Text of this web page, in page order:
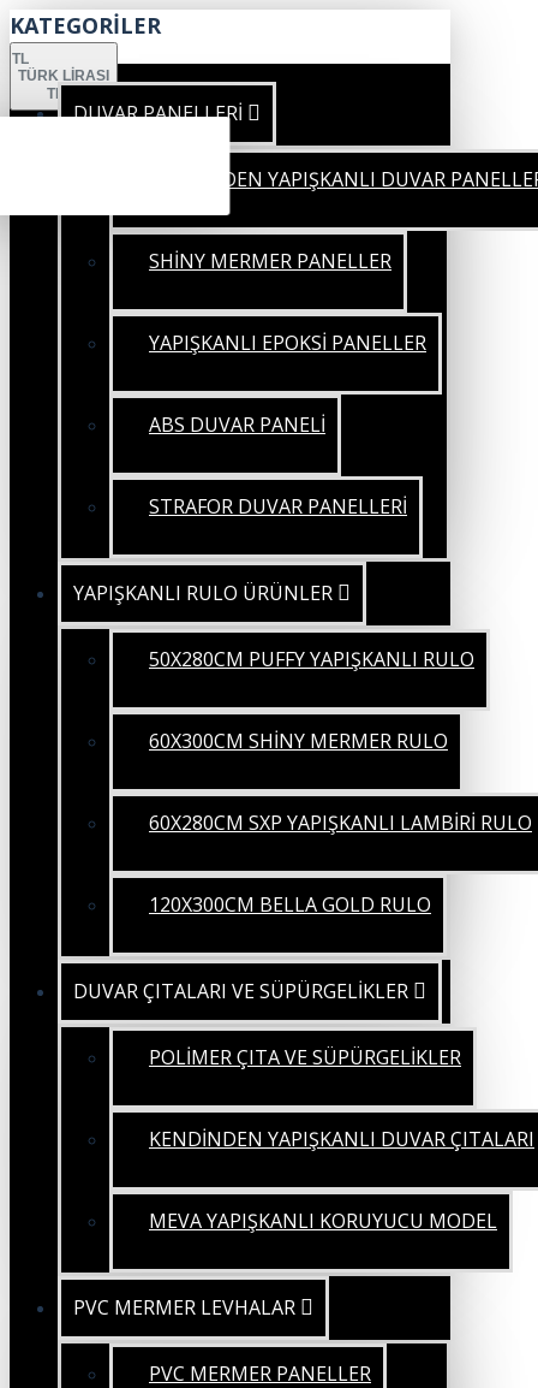
KATEGORİLER
TL
TÜRK LIRASI
TRY
DUVAR PANELLERİ
KENDİNDEN YAPIŞKANLI DUVAR
SHİNY MERMER PANELLER
YAPIŞKANLI EPOKSİ PANELLER
ABS DUVAR PANELİ
STRAFOR DUVAR PANELLERİ
YAPIŞKANLI RULO ÜRÜNLER
50X280CM PUFFY YAPIŞKANLI RULO
60X300CM SHİNY MERMER RULO
60X280CM SXP YAPIŞKANLI LAMBİRİ RULO
120X300CM BELLA GOLD RULO
DUVAR ÇITALARI VE SÜPÜRGELİKLER
POLİMER ÇITA VE SÜPÜRGELİKLER
KENDİNDEN YAPIŞKANLI DUVAR ÇITALARI
MEVA YAPIŞKANLI KORUYUCU MODEL
PVC MERMER LEVHALAR
PVC MERMER PANELLER